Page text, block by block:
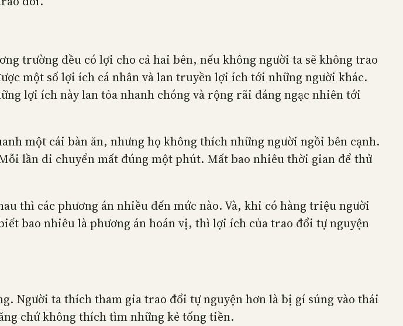
trường đều có lợi cho cả hai bên, nếu không người ta sẽ không trao
một số lợi ích cá nhân và lan truyền lợi ích tới những người khác.
lợi ích này lan tỏa nhanh chóng và rộng rãi đáng ngạc nhiên tới
một cái bàn ăn, nhưng họ không thích những người ngồi bên cạnh.
lần di chuyển mất đúng một phút. Mất bao nhiêu thời gian để thử
thì các phương án nhiều đến mức nào. Và, khi có hàng triệu người
bao nhiêu là phương án hoán vị, thì lợi ích của trao đổi tự nguyện
Người ta thích tham gia trao đổi tự nguyện hơn là bị gí súng vào thái
chứ không thích tìm những kẻ tống tiền.